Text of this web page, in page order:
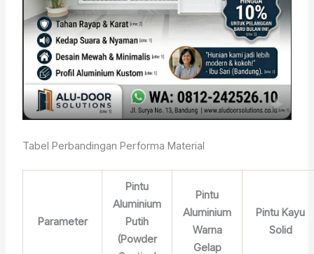
Tabel Perbandingan Performa Material
Parameter
Pintu
Aluminium
Putih
(Powder
Pintu
Aluminium
Warna
Gelap
Pintu Kayu
Solid